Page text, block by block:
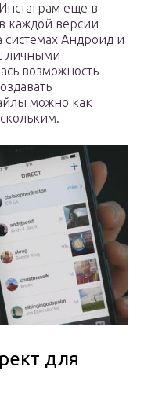
еще в
каждой версии
системах Андроид и
личными
возможность
можно как
для